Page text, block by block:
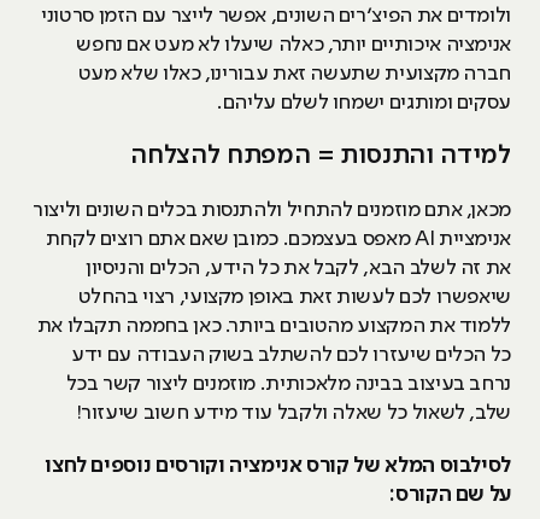
ולומדים את הפיצ׳רים השונים, אפשר לייצר עם הזמן סרטוני
אנימציה איכותיים יותר, כאלה שיעלו לא מעט אם נחפש
חברה מקצועית שתעשה זאת עבורינו, כאלו שלא מעט
עסקים ומותגים ישמחו לשלם עליהם.
למידה והתנסות = המפתח להצלחה
מכאן, אתם מוזמנים להתחיל ולהתנסות בכלים השונים וליצור
אנימציית AI מאפס בעצמכם. כמובן שאם אתם רוצים לקחת
את זה לשלב הבא, לקבל את כל הידע, הכלים והניסיון
שיאפשרו לכם לעשות זאת באופן מקצועי, רצוי בהחלט
ללמוד את המקצוע מהטובים ביותר. כאן בחממה תקבלו את
כל הכלים שיעזרו לכם להשתלב בשוק העבודה עם ידע
נרחב בעיצוב בבינה מלאכותית. מוזמנים ליצור קשר בכל
שלב, לשאול כל שאלה ולקבל עוד מידע חשוב שיעזור!
לסילבוס המלא של קורס אנימציה וקורסים נוספים לחצו
על שם הקורס: